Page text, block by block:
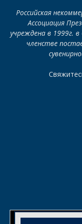
Российская
Ассоциация
учреждена в 1999г.
членстве